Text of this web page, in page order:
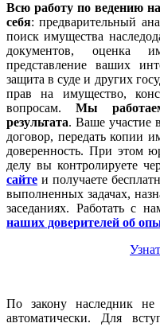
Всю работу по ведению
себя: предварительный
поиск имущества
документов, оценка
представление ваших
защита в суде и других
прав на имущество,
вопросам. Мы
результата. Ваше участие
договор, передать копии
доверенность. При этом
делу вы контролируете
сайте и получаете
выполненных задачах,
заседаниях. Работать с
наших доверителей об
По закону наследник не
автоматически. Для